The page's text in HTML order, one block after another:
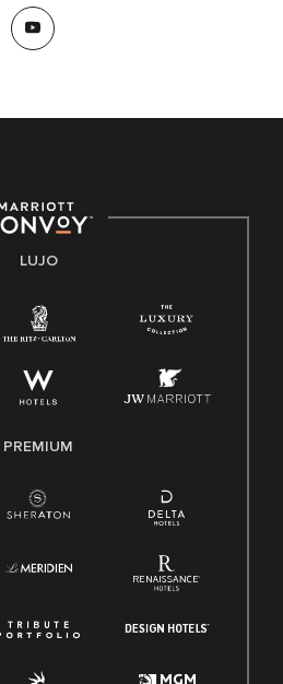
a contratar una fuerza
una cultura inclusiva.
inglés/español
y médica (FMLA)
LUJO
PREMIUM